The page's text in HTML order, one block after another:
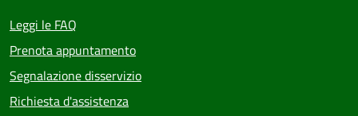
Leggi le FAQ
Prenota appuntamento
Segnalazione disservizio
Richiesta d'assistenza